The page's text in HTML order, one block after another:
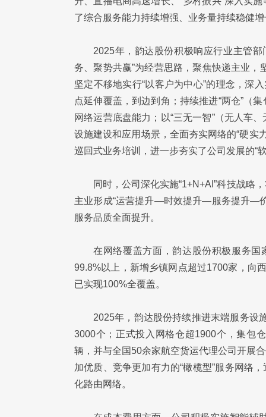
了综合服务能力持续增强、业务量持续稳健
2025年，韵达股份积极响应行业主管
务、聚势共赢”为经营思路，聚焦快递主业，
坚定不移地实行“以客户为中心”的理念，深
点延伸覆盖，到边到角；持续推进“两仓”（
网络运营底盘能力；以“三无一智”（无人车
设施建设和应用场景，全面夯实网络的“硬实
巡回式业务培训，进一步夯实了公司发展的“
同时，公司深化实施“1+N+AI”科技战略
主业形成“运营提升—时效提升—服务提升—
服务品质全面提升。
在网络覆盖方面，韵达股份积极服务国
99.8%以上，新增乡镇网点超过1700家，向
已实现100%全覆盖。
2025年，韵达股份持续推进末端服务设
3000个；正式投入网格仓超1900个，集包
辆，并与全国50余家航空货运代理公司开展
加优质、竞争更加有力的“橄榄型”服务网络
化路由网络。